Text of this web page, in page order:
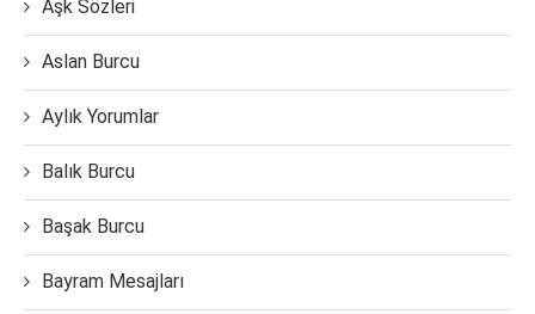
Aşk Sözleri
Aslan Burcu
Aylık Yorumlar
Balık Burcu
Başak Burcu
Bayram Mesajları